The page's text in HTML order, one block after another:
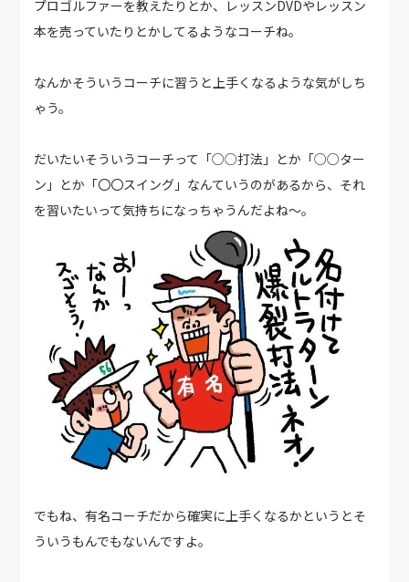
プロゴルファーを教えたりとか、レッスンDVDやレッスン
本を売っていたりとかしてるようなコーチね。
なんかそういうコーチに習うと上手くなるような気がしち
ゃう。
だいたいそういうコーチって「○○打法」とか「○○ター
ン」とか「〇〇スイング」なんていうのがあるから、それ
を習いたいって気持ちになっちゃうんだよね〜。
でもね、有名コーチだから確実に上手くなるかというとそ
ういうもんでもないんですよ。